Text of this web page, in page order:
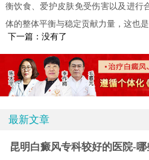
衡饮食、爱护皮肤免受伤害以及进行
体的整体平衡与稳定贡献力量，这也
下一篇：没有了
最新文章
昆明白癜风专科较好的医院-